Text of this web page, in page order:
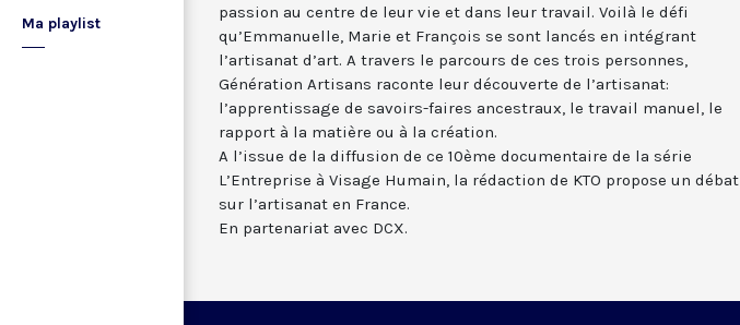
Ma playlist
passion au centre de leur vie et dans leur travail. Voilà le défi
qu’Emmanuelle, Marie et François se sont lancés en intégrant
l’artisanat d’art. A travers le parcours de ces trois personnes,
Génération Artisans raconte leur découverte de l’artisanat:
l’apprentissage de savoirs-faires ancestraux, le travail manuel, le
rapport à la matière ou à la création.
A l’issue de la diffusion de ce 10ème documentaire de la série
L’Entreprise à Visage Humain, la rédaction de KTO propose un débat
sur l’artisanat en France.
En partenariat avec DCX.